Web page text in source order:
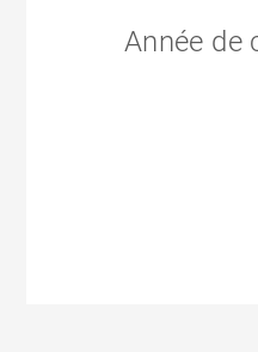
Année de